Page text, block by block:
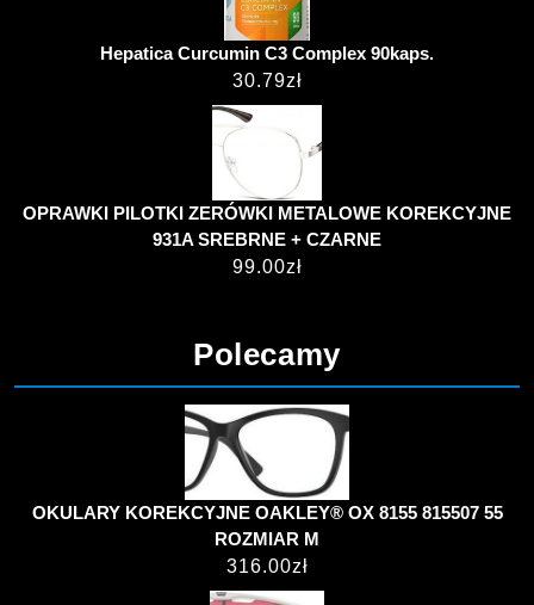
Hepatica Curcumin C3 Complex 90kaps.
30.79zł
OPRAWKI PILOTKI ZERÓWKI METALOWE KOREKCYJNE
931A SREBRNE + CZARNE
99.00zł
Polecamy
OKULARY KOREKCYJNE OAKLEY® OX 8155 815507 55
ROZMIAR M
316.00zł